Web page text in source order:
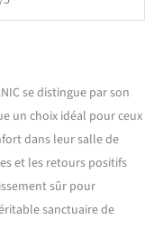
se distingue par son
un choix idéal pour ceux
dans leur salle de
et les retours positifs
sûr pour
sanctuaire de